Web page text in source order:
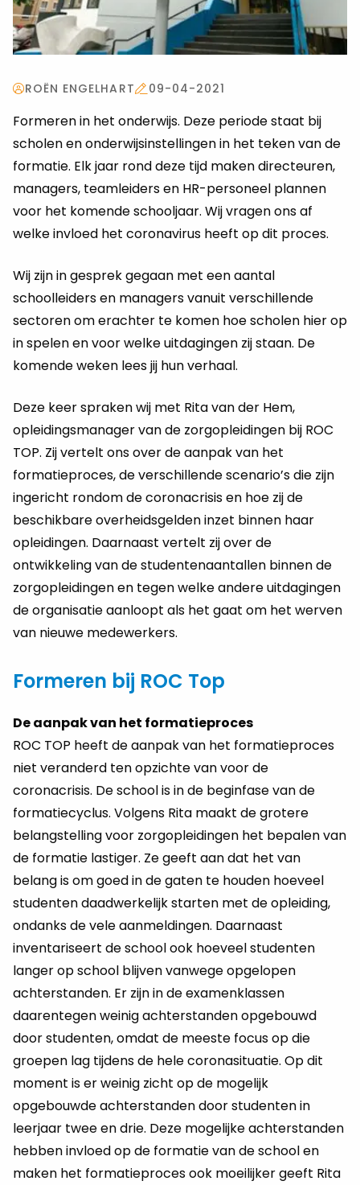
ROËN ENGELHART 09-04-2021
Formeren in het onderwijs. Deze periode staat bij
scholen en onderwijsinstellingen in het teken van de
formatie. Elk jaar rond deze tijd maken directeuren,
managers, teamleiders en HR-personeel plannen
voor het komende schooljaar. Wij vragen ons af
welke invloed het coronavirus heeft op dit proces.
Wij zijn in gesprek gegaan met een aantal
schoolleiders en managers vanuit verschillende
sectoren om erachter te komen hoe scholen hier op
in spelen en voor welke uitdagingen zij staan. De
komende weken lees jij hun verhaal.
Deze keer spraken wij met Rita van der Hem,
opleidingsmanager van de zorgopleidingen bij ROC
TOP. Zij vertelt ons over de aanpak van het
formatieproces, de verschillende scenario’s die zijn
ingericht rondom de coronacrisis en hoe zij de
beschikbare overheidsgelden inzet binnen haar
opleidingen. Daarnaast vertelt zij over de
ontwikkeling van de studentenaantallen binnen de
zorgopleidingen en tegen welke andere uitdagingen
de organisatie aanloopt als het gaat om het werven
van nieuwe medewerkers.
Formeren bij ROC Top
De aanpak van het formatieproces
ROC TOP heeft de aanpak van het formatieproces
niet veranderd ten opzichte van voor de
coronacrisis. De school is in de beginfase van de
formatiecyclus. Volgens Rita maakt de grotere
belangstelling voor zorgopleidingen het bepalen van
de formatie lastiger. Ze geeft aan dat het van
belang is om goed in de gaten te houden hoeveel
studenten daadwerkelijk starten met de opleiding,
ondanks de vele aanmeldingen. Daarnaast
inventariseert de school ook hoeveel studenten
langer op school blijven vanwege opgelopen
achterstanden. Er zijn in de examenklassen
daarentegen weinig achterstanden opgebouwd
door studenten, omdat de meeste focus op die
groepen lag tijdens de hele coronasituatie. Op dit
moment is er weinig zicht op de mogelijk
opgebouwde achterstanden door studenten in
leerjaar twee en drie. Deze mogelijke achterstanden
hebben invloed op de formatie van de school en
maken het formatieproces ook moeilijker geeft Rita